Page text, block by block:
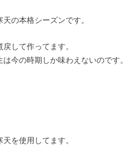
の本格シーズンです。
して作ってます。
今の時期しか味わえないのです。
を使用してます。